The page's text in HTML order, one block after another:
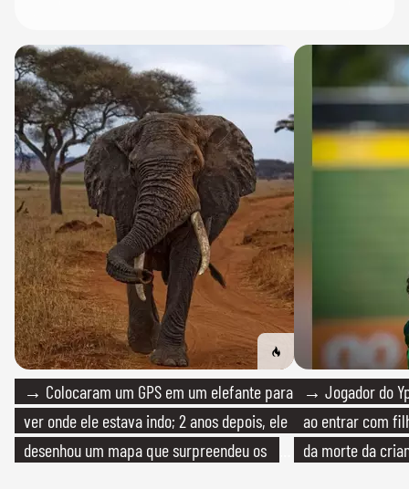
→ Colocaram um GPS em um elefante para
ver onde ele estava indo; 2 anos depois, ele
desenhou um mapa que surpreendeu os
→ Jogador do
ao entrar com
da morte da